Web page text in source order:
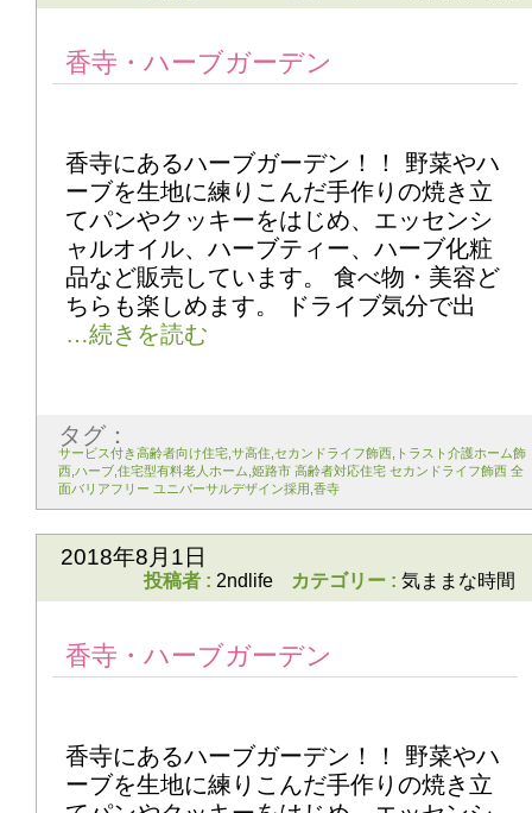
香寺・ハーブガーデン
香寺にあるハーブガーデン！！ 野菜やハ
ーブを生地に練りこんだ手作りの焼き立
てパンやクッキーをはじめ、エッセンシ
ャルオイル、ハーブティー、ハーブ化粧
品など販売しています。 食べ物・美容ど
ちらも楽しめます。 ドライブ気分で出
タグ：
サービス付き高齢者向け住宅 サ高住 セカンドライフ飾西 トラスト介護ホーム飾
西 ハーブ 住宅型有料老人ホーム 姫路市 高齢者対応住宅 セカンドライフ飾西 全
面バリアフリー ユニバーサルデザイン採用 香寺
2018年8月1日
投稿者 : 2ndlife カテゴリー : 気ままな時間
香寺・ハーブガーデン
香寺にあるハーブガーデン！！ 野菜やハ
ーブを生地に練りこんだ手作りの焼き立